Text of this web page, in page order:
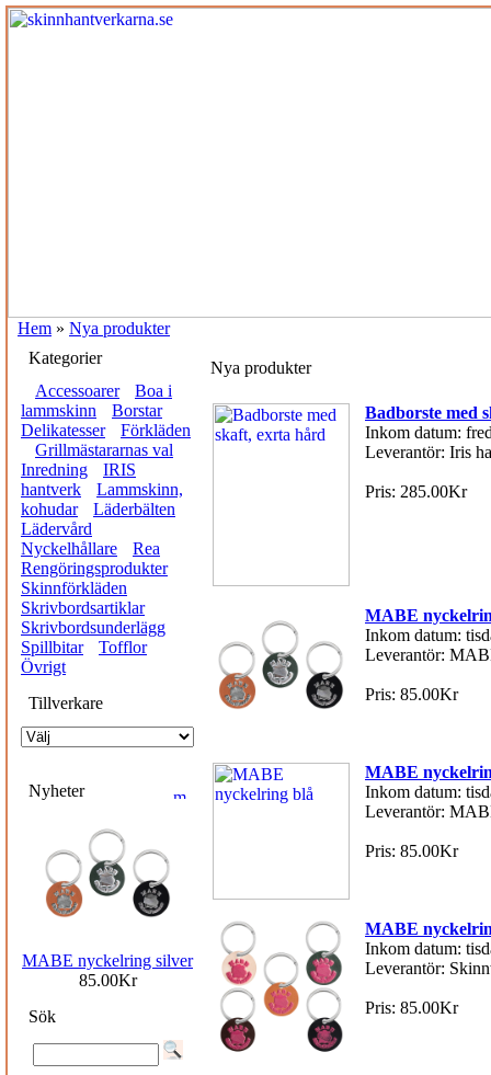
Hem » Nya produkter
Kategorier
Accessoarer
Boa i
lammskinn
Borstar
Delikatesser
Förkläden
Grillmästararnas val
Inredning
IRIS
hantverk
Lammskinn,
kohudar
Läderbälten
Lädervård
Nyckelhållare
Rea
Rengöringsprodukter
Skinnförkläden
Skrivbordsartiklar
Skrivbordsunderlägg
Spillbitar
Tofflor
Övrigt
Tillverkare
Nyheter
MABE nyckelring silver
85.00Kr
Sök
Nya produkter
Badborste med
Inkom datum:
Leverantör: Iris
Pris: 285.00Kr
MABE
Inkom datum:
Leverantör:
Pris: 85.00Kr
MABE
Inkom datum:
Leverantör:
Pris: 85.00Kr
MABE
Inkom datum:
Leverantör:
Pris: 85.00Kr